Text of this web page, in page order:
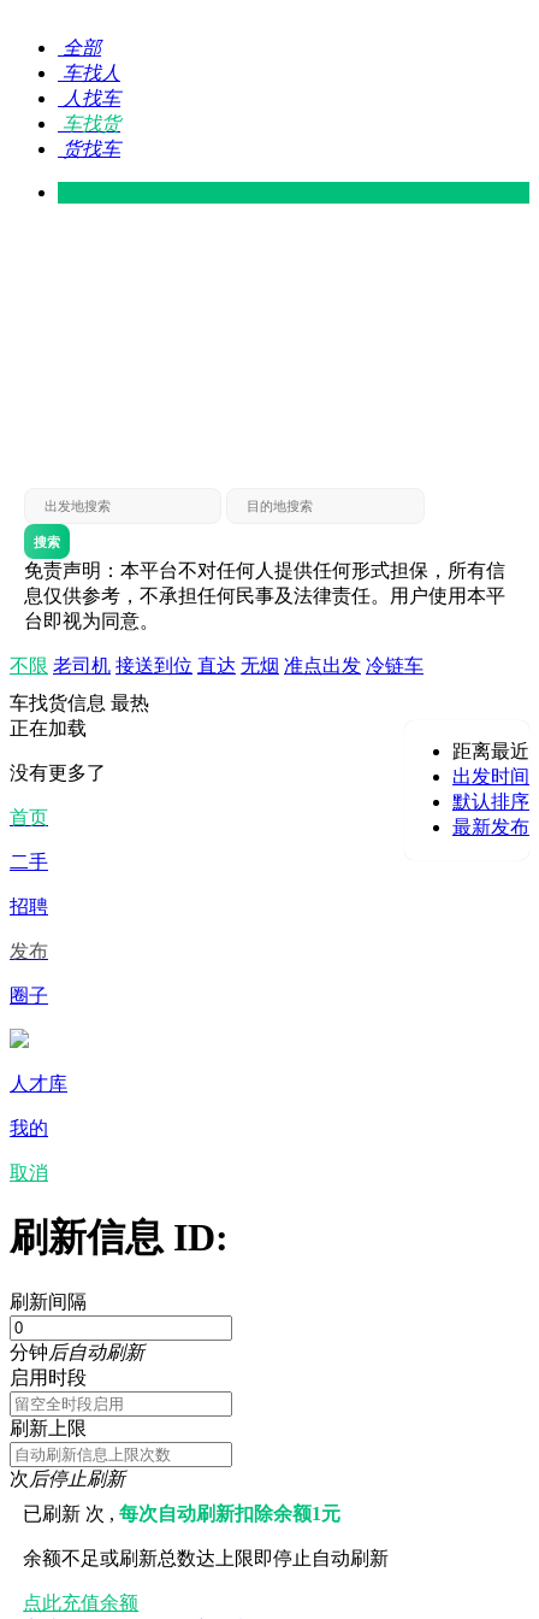
全部
车找人
人找车
车找货
货找车
搜索
免责声明：本平台不对任何人提供任何形式担保，所有信
息仅供参考，不承担任何民事及法律责任。用户使用本平
台即视为同意。
不限 老司机 接送到位 直达 无烟 准点出发 冷链车
车找货信息 最热
距离最近
出发时间
默认排序
最新发布
正在加载
没有更多了
首页
二手
招聘
发布
圈子
人才库
我的
取消
刷新信息 ID:
刷新间隔
分钟后自动刷新
启用时段
刷新上限
次后停止刷新
已刷新 次 ,每次自动刷新扣除余额1元
余额不足或刷新总数达上限即停止自动刷新
点此充值余额